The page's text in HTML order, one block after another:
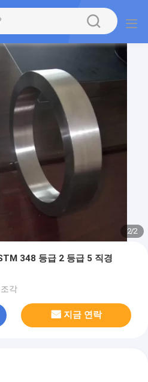
2/2
348 등급 2 등급 5 직경
각
지금 연락